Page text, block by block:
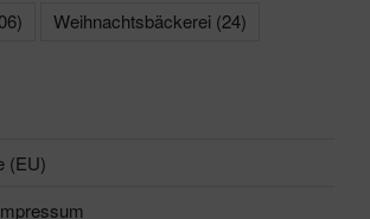
Weihnachtsbäckerei (24)
(EU)